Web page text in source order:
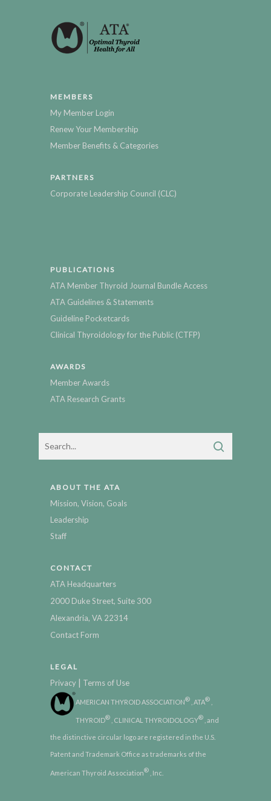
MEMBERS
My Member Login
Renew Your Membership
Member Benefits & Categories
PARTNERS
Corporate Leadership Council (CLC)
PUBLICATIONS
ATA Member Thyroid Journal Bundle Access
ATA Guidelines & Statements
Guideline Pocketcards
Clinical Thyroidology for the Public (CTFP)
AWARDS
Member Awards
ATA Research Grants
ABOUT THE ATA
Mission, Vision, Goals
Leadership
Staff
CONTACT
ATA Headquarters
2000 Duke Street, Suite 300
Alexandria, VA 22314
Contact Form
LEGAL
Privacy | Terms of Use
AMERICAN THYROID ASSOCIATION® , ATA®
THYROID® , CLINICAL THYROIDOLOGY® , and
the distinctive circular logo are registered in the U.S.
Patent and Trademark Office as trademarks of the
American Thyroid Association® , Inc.